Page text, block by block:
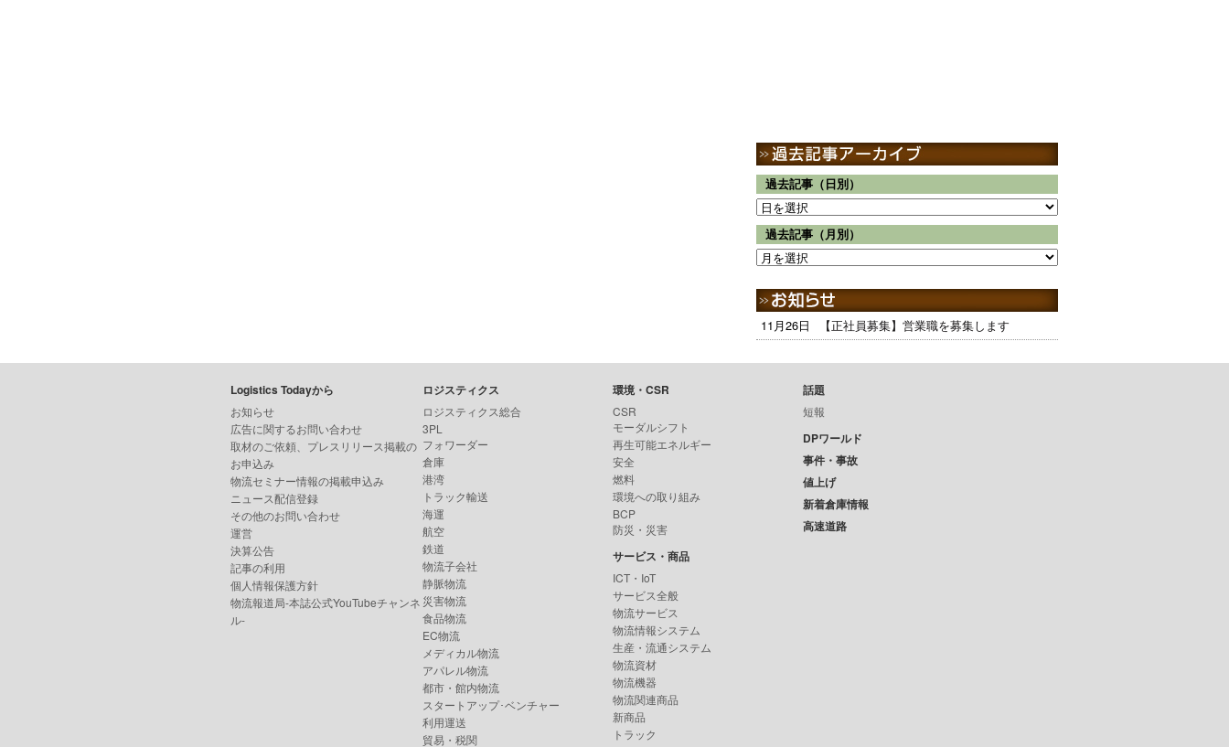
過去記事（日別）
過去記事（月別）
11月26日 【正社員募集】営業職を募集します
Logistics Todayから
お知らせ
広告に関するお問い合わせ
取材のご依頼、プレスリリース掲載の
お申込み
物流セミナー情報の掲載申込み
ニュース配信登録
その他のお問い合わせ
運営
決算公告
記事の利用
個人情報保護方針
物流報道局-本誌公式YouTubeチャンネ
ル-
ロジスティクス
ロジスティクス総合
3PL
フォワーダー
倉庫
港湾
トラック輸送
海運
航空
鉄道
物流子会社
静脈物流
災害物流
食品物流
EC物流
メディカル物流
アパレル物流
都市・館内物流
スタートアップ･ベンチャー
利用運送
貿易・税関
環境・CSR
CSR
モーダルシフト
再生可能エネルギー
安全
燃料
環境への取り組み
BCP
防災・災害
サービス・商品
ICT・IoT
サービス全般
物流サービス
物流情報システム
生産・流通システム
物流資材
物流機器
物流関連商品
新商品
トラック
話題
短報
DPワールド
事件・事故
値上げ
新着倉庫情報
高速道路